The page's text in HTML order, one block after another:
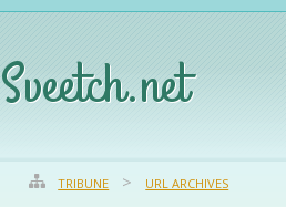
Sveetch.net
TRIBUNE URL ARCHIVES